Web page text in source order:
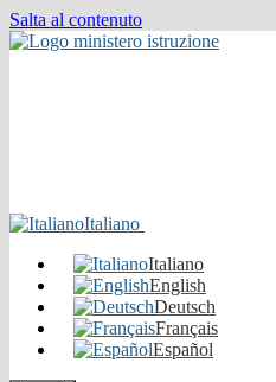
Salta al contenuto
Italiano
Italiano
English
Deutsch
Français
Español